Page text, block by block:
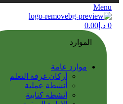
Menu
0 د.إ 0.00
الموارد
موارد عامة
أركان غرفة التعلم
أنشطة عملية
أنشطة كتابية